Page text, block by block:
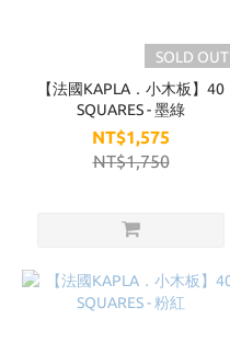
SOLD OUT
【法國KAPLA．小木板】40
SQUARES - 墨綠
NT$1,575
NT$1,750